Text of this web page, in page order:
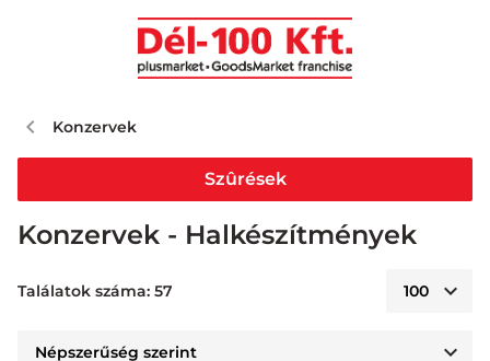
Konzervek
Konzervek - Halkészítmények
Találatok száma: 57
Szûrések